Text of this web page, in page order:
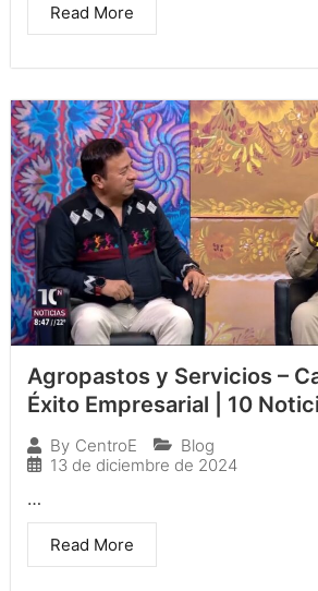
Read More
Agropastos y Servicios –
Éxito Empresarial | 10
By CentroE
Blog
13 de diciembre de 2024
…
Read More